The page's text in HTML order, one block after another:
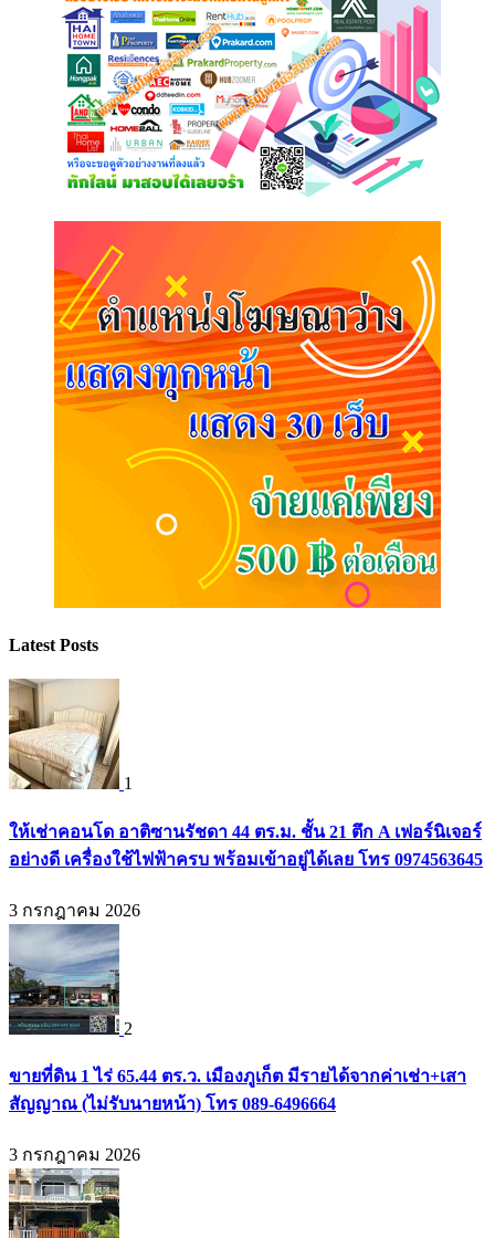
Latest Posts
1
ให้เช่าคอนโด อาติซานรัชดา 44 ตร.ม. ชั้น 21 ตึก A เฟอร์นิเจอร์
อย่างดี เครื่องใช้ไฟฟ้าครบ พร้อมเข้าอยู่ได้เลย โทร 0974563645
3 กรกฎาคม 2026
2
ขายที่ดิน 1 ไร่ 65.44 ตร.ว. เมืองภูเก็ต มีรายได้จากค่าเช่า+เสา
สัญญาณ (ไม่รับนายหน้า) โทร 089-6496664
3 กรกฎาคม 2026